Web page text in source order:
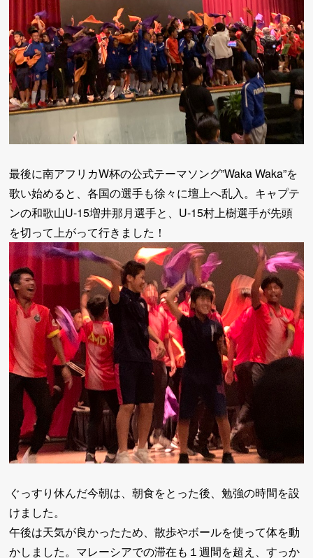
最後に南アフリカW杯の公式テーマソング”Waka Waka”を
歌い始めると、各国の選手も徐々に壇上へ乱入。キャプテ
ンの和歌山U-15増井那月選手と、U-15村上樹選手が先頭
を切って上がって行きました！
ぐっすり休んだ今朝は、朝食をとった後、勉強の時間を設
けました。
午後は天気が良かったため、散歩やボールを使って体を動
かしました。マレーシアでの滞在も１週間を超え、すっか